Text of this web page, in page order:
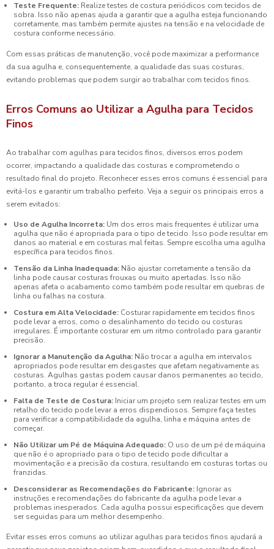
Teste Frequente: Realize testes de costura periódicos com tecidos de
sobra. Isso não apenas ajuda a garantir que a agulha esteja funcionando
corretamente, mas também permite ajustes na tensão e na velocidade de
costura conforme necessário.
Com essas práticas de manutenção, você pode maximizar a performance
da sua agulha e, consequentemente, a qualidade das suas costuras,
evitando problemas que podem surgir ao trabalhar com tecidos finos.
Erros Comuns ao Utilizar a Agulha para Tecidos
Finos
Ao trabalhar com agulhas para tecidos finos, diversos erros podem
ocorrer, impactando a qualidade das costuras e comprometendo o
resultado final do projeto. Reconhecer esses erros comuns é essencial para
evitá-los e garantir um trabalho perfeito. Veja a seguir os principais erros a
serem evitados:
Uso de Agulha Incorreta: Um dos erros mais frequentes é utilizar uma
agulha que não é apropriada para o tipo de tecido. Isso pode resultar em
danos ao material e em costuras mal feitas. Sempre escolha uma agulha
específica para tecidos finos.
Tensão da Linha Inadequada: Não ajustar corretamente a tensão da
linha pode causar costuras frouxas ou muito apertadas. Isso não
apenas afeta o acabamento como também pode resultar em quebras de
linha ou falhas na costura.
Costura em Alta Velocidade: Costurar rapidamente em tecidos finos
pode levar a erros, como o desalinhamento do tecido ou costuras
irregulares. É importante costurar em um ritmo controlado para garantir
precisão.
Ignorar a Manutenção da Agulha: Não trocar a agulha em intervalos
apropriados pode resultar em desgastes que afetam negativamente as
costuras. Agulhas gastas podem causar danos permanentes ao tecido,
portanto, a troca regular é essencial.
Falta de Teste de Costura: Iniciar um projeto sem realizar testes em um
retalho do tecido pode levar a erros dispendiosos. Sempre faça testes
para verificar a compatibilidade da agulha, linha e máquina antes de
começar.
Não Utilizar um Pé de Máquina Adequado: O uso de um pé de máquina
que não é o apropriado para o tipo de tecido pode dificultar a
movimentação e a precisão da costura, resultando em costuras tortas ou
franzidas.
Desconsiderar as Recomendações do Fabricante: Ignorar as
instruções e recomendações do fabricante da agulha pode levar a
problemas inesperados. Cada agulha possui especificações que devem
ser seguidas para um melhor desempenho.
Evitar esses erros comuns ao utilizar agulhas para tecidos finos ajudará a